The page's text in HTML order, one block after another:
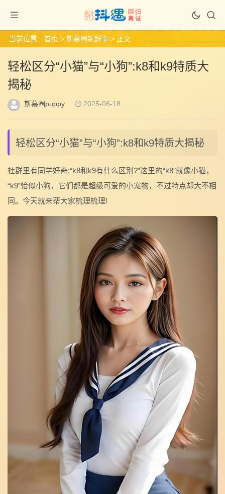
当前位置： 首页 > 斯慕圈新鲜事 > 正文
轻松区分“小猫”与“小狗”:k8和k9特质大
揭秘
斯慕圈puppy 2025-06-18
轻松区分“小猫”与“小狗”:k8和k9特质大揭秘
社群里有同学好奇:“k8和k9有什么区别?”这里的“k8”就像小猫，
“k9”恰似小狗，它们都是超级可爱的小宠物，不过特点却大不相
同。今天就来帮大家梳理梳理!